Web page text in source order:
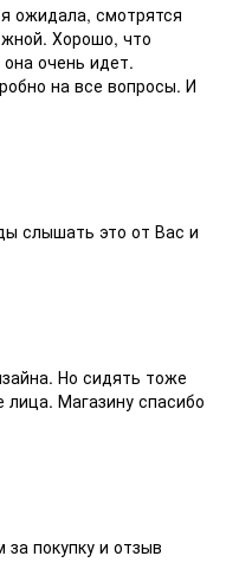
ожидала, смотрятся
Хорошо, что
очень идет.
на все вопросы. И
слышать это от Вас и
Но сидять тоже
Магазину спасибо
покупку и отзыв